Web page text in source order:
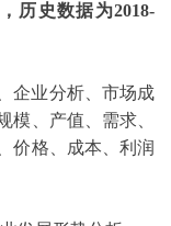
历史数据为2018-
企业分析、市场成
模、产值、需求、
价格、成本、利润